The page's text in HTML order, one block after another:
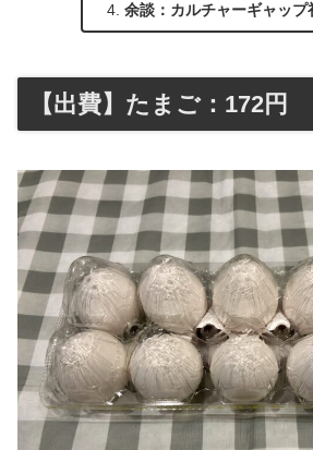
余談：カルチャーギャップ
【出費】たまご：172円